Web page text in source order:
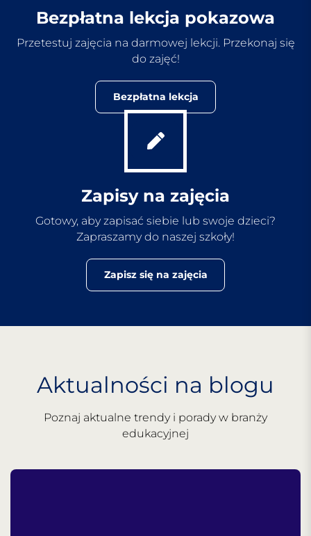
Bezpłatna lekcja pokazowa
Przetestuj zajęcia na darmowej lekcji. Przekonaj się
do zajęć!
Bezpłatna lekcja
Zapisy na zajęcia
Gotowy, aby zapisać siebie lub swoje dzieci?
Zapraszamy do naszej szkoły!
Zapisz się na zajęcia
Aktualności na blogu
Poznaj aktualne trendy i porady w branży
edukacyjnej